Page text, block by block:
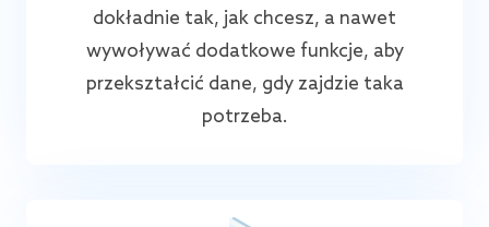
dokładnie tak, jak chcesz, a nawet
wywoływać dodatkowe funkcje, aby
przekształcić dane, gdy zajdzie taka
potrzeba.